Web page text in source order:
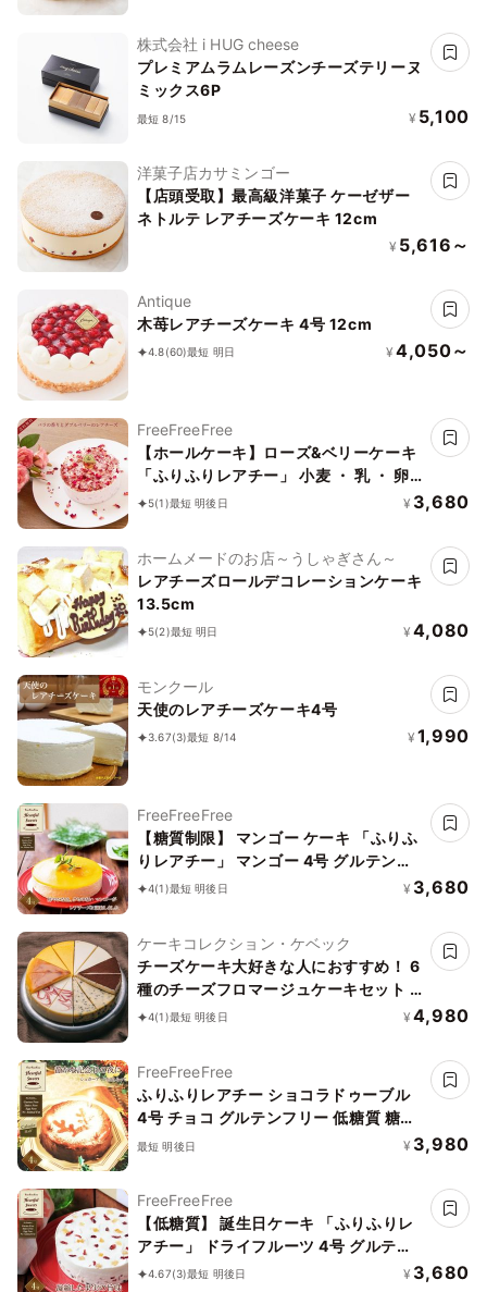
株式会社 i HUG cheese
プレミアムラムレーズンチーズテリーヌ
ミックス6P
最短 8/15 ¥ 5,100
洋菓子店カサミンゴー
【店頭受取】最高級洋菓子 ケーゼザー
ネトルテ レアチーズケーキ 12cm
¥ 5,616～
Antique
木苺レアチーズケーキ 4号 12cm
4.8(60)最短 明日 ¥ 4,050～
FreeFreeFree
【ホールケーキ】ローズ&ベリーケーキ
「ふりふりレアチー」 小麦 ・ 乳 ・ 卵
不使用 4号 バレンタイン
5(1)最短 明後日 ¥ 3,680
ホームメードのお店～うしゃぎさん～
レアチーズロールデコレーションケーキ
13.5cm
5(2)最短 明日 ¥ 4,080
モンクール
天使のレアチーズケーキ4号
3.67(3)最短 8/14 ¥ 1,990
FreeFreeFree
【糖質制限】 マンゴー ケーキ 「ふりふ
りレアチー」 マンゴー 4号 グルテンフ
リー 低糖質 糖質制限 スイーツ チーズケ
ギフト アソート 糖質オフ バレンタイン
4(1)最短 明後日 ¥ 3,680
ケーキコレクション・ケベック
チーズケーキ大好きな人におすすめ！ 6
種のチーズフロマージュケーキセット 7
号 21.0cm クリスマスにもおススメ
4(1)最短 明後日 ¥ 4,980
FreeFreeFree
ふりふりレアチー ショコラドゥーブル
4号 チョコ グルテンフリー 低糖質 糖質
制限 スイーツ チーズケーキ お菓子 乳製
糖質オフ バレンタイン
最短 明後日 ¥ 3,980
FreeFreeFree
【低糖質】 誕生日ケーキ 「ふりふりレ
アチー」 ドライフルーツ 4号 グルテン
フリー 低糖質 糖質制限 スイーツ チーズ
4.67(3)最短 明後日 ¥ 3,680